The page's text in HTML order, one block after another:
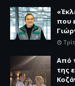
που
Από
της